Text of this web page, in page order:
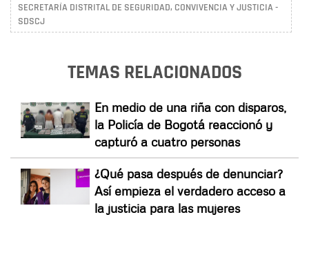
SECRETARÍA DISTRITAL DE SEGURIDAD, CONVIVENCIA Y JUSTICIA -
SDSCJ
TEMAS RELACIONADOS
En medio de una riña con disparos,
la Policía de Bogotá reaccionó y
capturó a cuatro personas
¿Qué pasa después de denunciar?
Así empieza el verdadero acceso a
la justicia para las mujeres